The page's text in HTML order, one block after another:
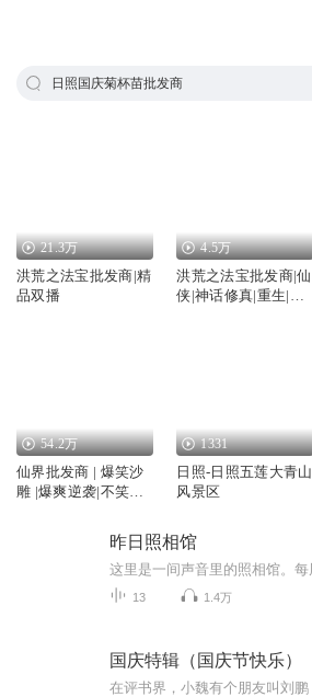
日照国庆菊杯苗批发商
21.3万
洪荒之法宝批发商|精
品双播
4.5万
洪荒之法宝批发商|仙
侠|神话修真|重生|AI
54.2万
仙界批发商 | 爆笑沙
雕 |爆爽逆袭|不笑不
流爽文|多人有声
1331
日照-日照五莲大青山
风景区
昨日照相馆
13 1.4万
国庆特辑（国庆节快乐）